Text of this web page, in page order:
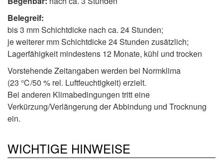
Belegreif:
bis 3 mm Schichtdicke nach ca. 24 Stunden;
je weiterer mm Schichtdicke 24 Stunden zusätzlich;
Lagerfähigkeit mindestens 12 Monate, kühl und trocken
Vorstehende Zeitangaben werden bei Normklima
(23 ℃/50 % rel. Luftfeuchtigkeit) erzielt.
Bei anderen Klimabedingungen tritt eine
Verkürzung/Verlängerung der Abbindung und Trocknung
ein.
WICHTIGE HINWEISE